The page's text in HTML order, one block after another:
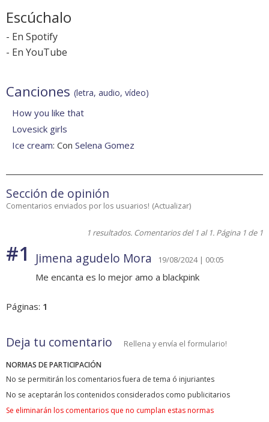
Escúchalo
- En Spotify
- En YouTube
Canciones (letra, audio, vídeo)
How you like that
Lovesick girls
Ice cream: Con Selena Gomez
Sección de opinión
Comentarios enviados por los usuarios! (Actualizar)
1 resultados. Comentarios del 1 al 1. Página 1 de 1
#1 Jimena agudelo Mora 19/08/2024 | 00:05
Me encanta es lo mejor amo a blackpink
Páginas: 1
Deja tu comentario Rellena y envía el formulario!
NORMAS DE PARTICIPACIÓN
No se permitirán los comentarios fuera de tema ó injuriantes
No se aceptarán los contenidos considerados como publicitarios
Se eliminarán los comentarios que no cumplan estas normas